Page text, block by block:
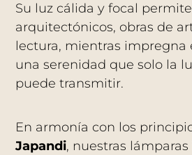
Su luz cálida y focal
arquitectónicos, obras de
lectura, mientras impregna
una serenidad que solo la
puede transmitir.
En armonía con los
Japandi, nuestras